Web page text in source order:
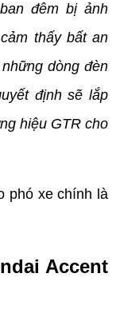
đêm bị ảnh
thấy bất an
dòng đèn
định sẽ lắp
hiệu GTR cho
phó xe chính là
Accent